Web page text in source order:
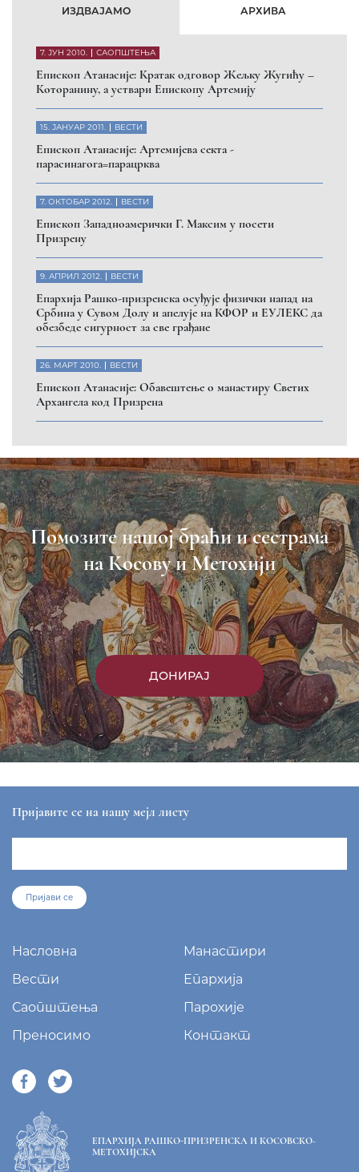
ИЗДВАЈАМО АРХИВА
7. ЈУН 2010. САОПШТЕЊА
Eпископ Атанасије: Кратак одговор Жељку Жугићу –
Которанину, а уствари Епископу Артемију
15. ЈАНУАР 2011. ВЕСТИ
Eпископ Атанасије: Артемијева секта -
парасинагога=парацрква
7. ОКТОБАР 2012. ВЕСТИ
Eпископ Западноамерички Г. Максим у посети
Призрену
9. АПРИЛ 2012. ВЕСТИ
Eпархија Рашко-призренска осуђује физички напад на
Србина у Сувом Долу и апелује на КФОР и ЕУЛЕКС да
обезбеде сигурност за све грађане
26. МАРТ 2010. ВЕСТИ
Eпископ Атанасије: Обавештење о манастиру Светих
Архангела код Призрена
Помозите нашој браћи и сестрама
на Косову и Метохији
ДОНИРАЈ
Пријавите се на нашу мејл листу
Пријави се
Насловна
Манастири
Вести
Епархија
Саопштења
Парохије
Преносимо
Контакт
ЕПАРХИЈА РАШКО-ПРИЗРЕНСКА И КОСОВСКО-
МЕТОХИЈСКА